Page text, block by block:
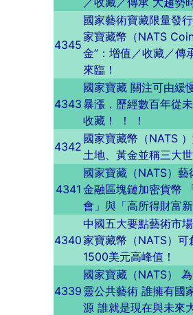
4345
國家藝術寶藏限量發
家寶藏幣（NATS
金”：增值／收藏／傳
來臨！
4343
國家寶藏 關注可由緩
暴漲，歷經數百年從
收藏！ ！ ！
4342
國家寶藏幣（NATS
土地、黃金並稱三大
4341
國家寶藏（NATS）藝
金融區塊鏈加密貨幣
會」與「高所得財富新
4340
中國五大要點藝術市
家寶藏幣（NATS）可
1500美元高峰值！
4339
國家寶藏（NATS）
靈公共藝術 誰擁有國
源 誰就是現在與未來